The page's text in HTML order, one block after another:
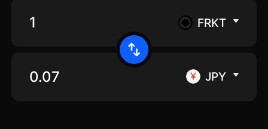
FRKT
JPY